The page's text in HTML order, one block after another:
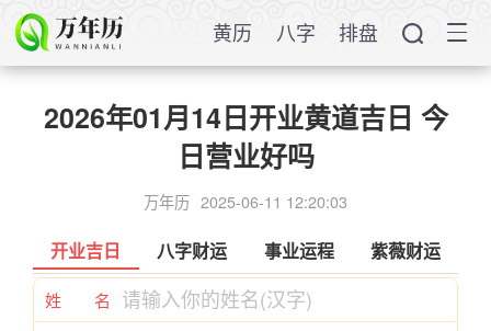
黄历 八字 排盘
2026年01月14日开业黄道吉日 今
日营业好吗
万年历 2025-06-11 12:20:03
开业吉日 八字财运 事业运程 紫薇财运
姓 名